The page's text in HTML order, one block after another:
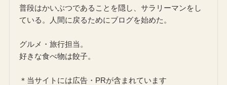
普段はかいぶつであることを隠し、サラリーマンをし
ている。人間に戻るためにブログを始めた。
グルメ・旅行担当。
好きな食べ物は餃子。
＊当サイトには広告・PRが含まれています